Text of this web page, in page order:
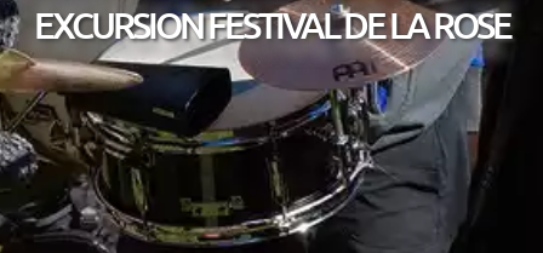
EXCURSION FESTIVAL DE LA ROSE